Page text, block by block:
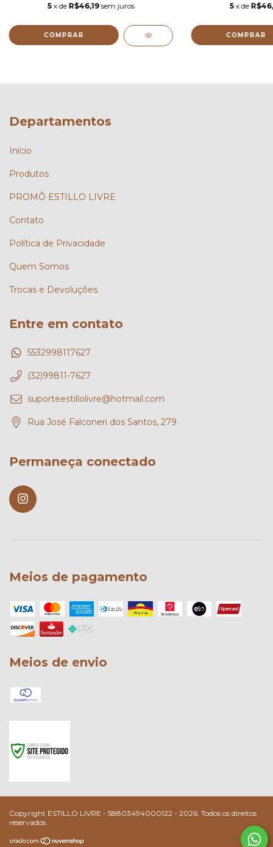
5 x de R$46,19 sem juros
COMPRAR
5 x de
COMPRAR
Departamentos
Início
Produtos
PROMÔ ESTILLO LIVRE
Contato
Política de Privacidade
Quem Somos
Trocas e Devoluções
Entre em contato
5532998117627
(32)99811-7627
suporteestillolivre@hotmail.com
Rua José Falconeri dos Santos, 279
Permaneça conectado
Meios de pagamento
Meios de envio
Copyright ESTILLO LIVRE - 58803494000122 - 2026. Todos os direitos
reservados.